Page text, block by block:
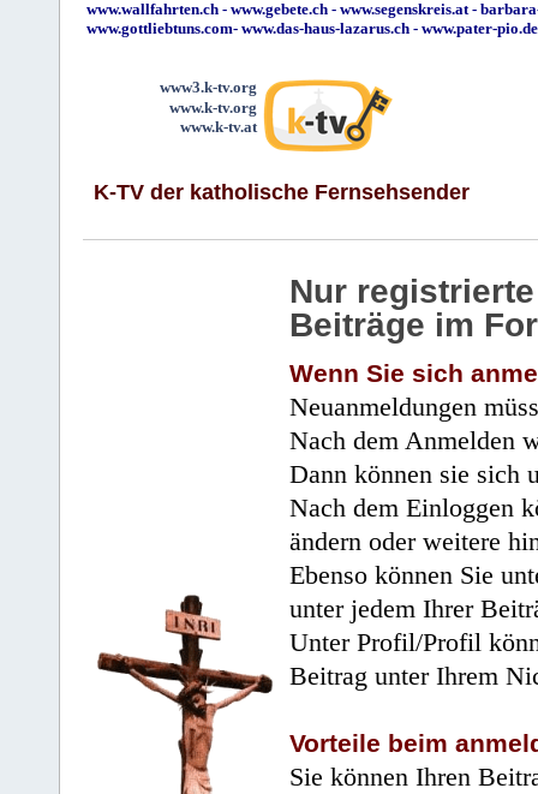
www.wallfahrten.ch - www.gebete.ch - www.segenskreis.at -
www.gottliebtuns.com- www.das-haus-lazarus.ch - www.pater-pio.de
www3.k-tv.org
www.k-tv.org
www.k-tv.at
K-TV der katholische Fernsehsender
Nur
Beiträge im
Wenn Sie sich
Neuanmeldungen
Nach dem Anmelden
Dann können sie sich
Nach dem Einloggen
ändern oder weitere
Ebenso können Sie
unter jedem Ihrer
Unter Profil/Profil
Beitrag unter Ihrem
Vorteile beim
Sie können Ihren